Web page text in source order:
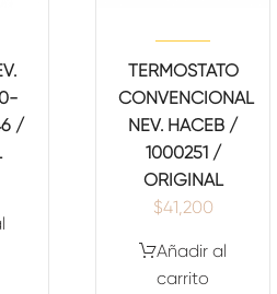
/
TERMOSTATO
CONVENCIONAL
NEV. HACEB /
1000251 /
ORIGINAL
$41,200
Añadir al
carrito